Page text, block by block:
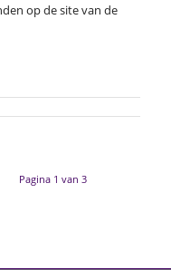
op de site van de
Pagina 1 van 3